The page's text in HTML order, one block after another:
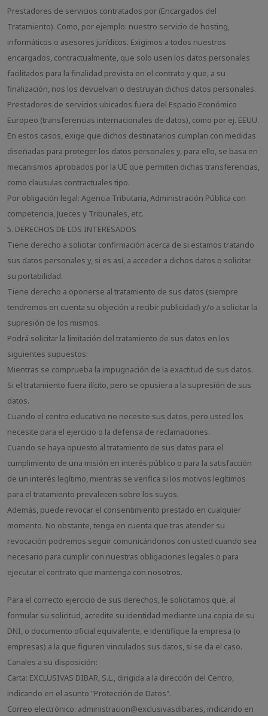
Prestadores de servicios contratados por (Encargados del
Tratamiento). Como, por ejemplo: nuestro servicio de hosting,
informáticos o asesores jurídicos. Exigimos a todos nuestros
encargados, contractualmente, que solo usen los datos personales
facilitados para la finalidad prevista en el contrato y que, a su
finalización, nos los devuelvan o destruyan dichos datos personales.
Prestadores de servicios ubicados fuera del Espacio Económico
Europeo (transferencias internacionales de datos), como por ej. EEUU.
En estos casos, exige que dichos destinatarios cumplan con medidas
diseñadas para proteger los datos personales y, para ello, se basa en
mecanismos aprobados por la UE que permiten dichas transferencias,
como clausulas contractuales tipo.
Por obligación legal: Agencia Tributaria, Administración Pública con
competencia, Jueces y Tribunales, etc.
5. DERECHOS DE LOS INTERESADOS
Tiene derecho a solicitar confirmación acerca de si estamos tratando
sus datos personales y, si es así, a acceder a dichos datos o solicitar
su portabilidad.
Tiene derecho a oponerse al tratamiento de sus datos (siempre
tendremos en cuenta su objeción a recibir publicidad) y/o a solicitar la
supresión de los mismos.
Podrá solicitar la limitación del tratamiento de sus datos en los
siguientes supuestos:
Mientras se comprueba la impugnación de la exactitud de sus datos.
Si el tratamiento fuera ilícito, pero se opusiera a la supresión de sus
datos.
Cuando el centro educativo no necesite sus datos, pero usted los
necesite para el ejercicio o la defensa de reclamaciones.
Cuando se haya opuesto al tratamiento de sus datos para el
cumplimiento de una misión en interés público o para la satisfacción
de un interés legítimo, mientras se verifica si los motivos legítimos
para el tratamiento prevalecen sobre los suyos.
Además, puede revocar el consentimiento prestado en cualquier
momento. No obstante, tenga en cuenta que tras atender su
revocación podremos seguir comunicándonos con usted cuando sea
necesario para cumplir con nuestras obligaciones legales o para
ejecutar el contrato que mantenga con nosotros.
Para el correcto ejercicio de sus derechos, le solicitamos que, al
formular su solicitud, acredite su identidad mediante una copia de su
DNI, o documento oficial equivalente, e identifique la empresa (o
empresas) a la que figuren vinculados sus datos, si se da el caso.
Canales a su disposición:
Carta: EXCLUSIVAS DIBAR, S.L., dirigida a la dirección del Centro,
indicando en el asunto "Protección de Datos".
Correo electrónico: administracion@exclusivasdibar.es, indicando en